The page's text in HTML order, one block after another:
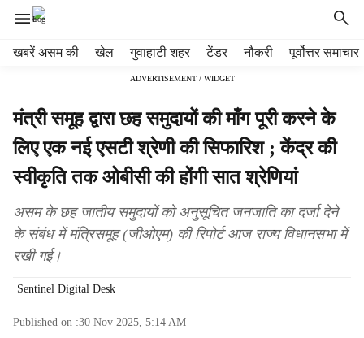
खबरें असम की खेल गुवाहाटी शहर टेंडर नौकरी पूर्वोत्तर समाचार
ADVERTISEMENT / WIDGET
मंत्री समूह द्वारा छह समुदायों की माँग पूरी करने के
लिए एक नई एसटी श्रेणी की सिफारिश ; केंद्र की
स्वीकृति तक ओबीसी की होंगी सात श्रेणियां
असम के छह जातीय समुदायों को अनुसूचित जनजाति का दर्जा देने
के संबंध में मंत्रिसमूह (जीओएम) की रिपोर्ट आज राज्य विधानसभा में
रखी गई।
Sentinel Digital Desk
Published on :30 Nov 2025, 5:14 AM